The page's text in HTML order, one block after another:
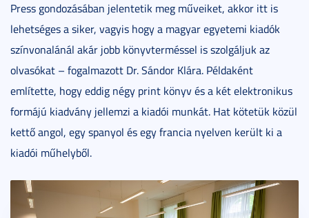
Press gondozásában jelentetik meg műveiket, akkor itt is
lehetséges a siker, vagyis hogy a magyar egyetemi kiadók
színvonalánál akár jobb könyvterméssel is szolgáljuk az
olvasókat – fogalmazott Dr. Sándor Klára. Példaként
említette, hogy eddig négy print könyv és a két elektronikus
formájú kiadvány jellemzi a kiadói munkát. Hat kötetük közül
kettő angol, egy spanyol és egy francia nyelven került ki a
kiadói műhelyből.